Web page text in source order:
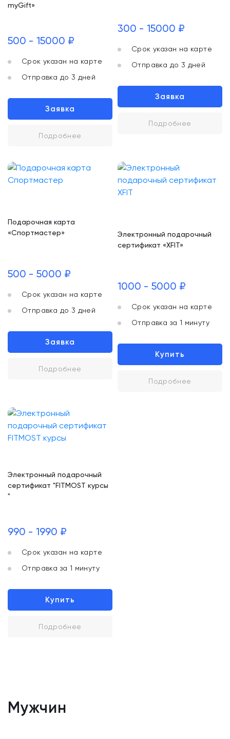
myGift»
500 - 15000 ₽
Срок указан на карте
Отправка до 3 дней
Заявка
Подробнее
300 - 15000 ₽
Срок указан на карте
Отправка до 3 дней
Заявка
Подробнее
Подарочная карта
«Спортмастер»
500 - 5000 ₽
Срок указан на карте
Отправка до 3 дней
Заявка
Подробнее
Электронный подарочный
сертификат «XFIT»
1000 - 5000 ₽
Срок указан на карте
Отправка за 1 минуту
Купить
Подробнее
Электронный подарочный
сертификат "FITMOST курсы
"
990 - 1990 ₽
Срок указан на карте
Отправка за 1 минуту
Купить
Подробнее
Мужчин